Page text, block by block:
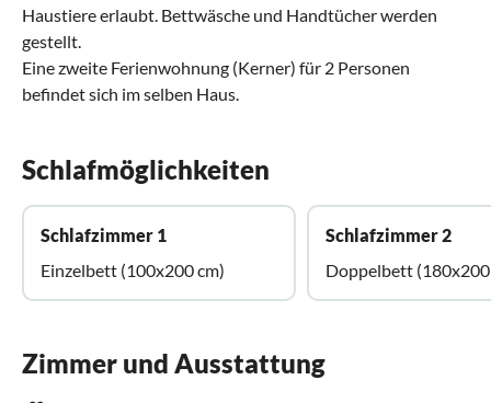
Haustiere erlaubt. Bettwäsche und Handtücher werden
gestellt.
Eine zweite Ferienwohnung (Kerner) für 2 Personen
befindet sich im selben Haus.
Schlafmöglichkeiten
Schlafzimmer 1
Einzelbett (100x200 cm)
Schlafzimmer 2
Doppelbett (180x200
Zimmer und Ausstattung